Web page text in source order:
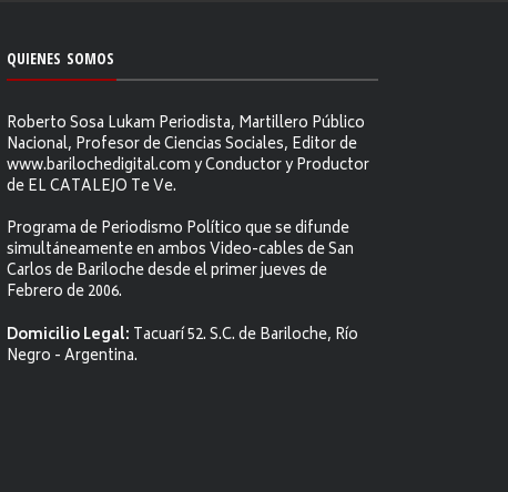
QUIENES SOMOS
Roberto Sosa Lukam Periodista, Martillero Público
Nacional, Profesor de Ciencias Sociales, Editor de
www.barilochedigital.com y Conductor y Productor
de EL CATALEJO Te Ve.
Programa de Periodismo Político que se difunde
simultáneamente en ambos Video-cables de San
Carlos de Bariloche desde el primer jueves de
Febrero de 2006.
Domicilio Legal: Tacuarí 52. S.C. de Bariloche, Río
Negro - Argentina.